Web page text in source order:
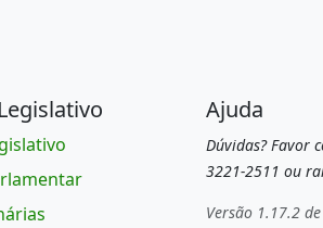
Ajuda
Dúvidas? Favor
3221-2511 ou
Versão 1.17.2